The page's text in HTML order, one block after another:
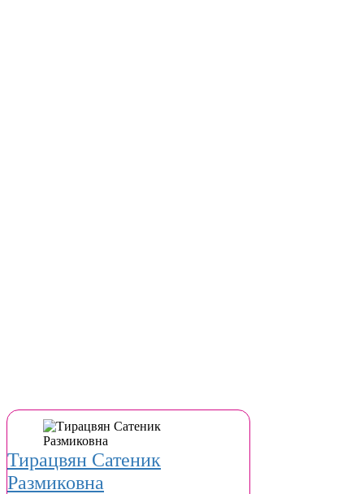
Тирацвян Сатеник
Размиковна